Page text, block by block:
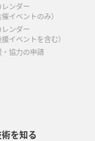
ンダー
催イベントのみ）
ンダー
援イベントを含む）
協力の申請
を知る